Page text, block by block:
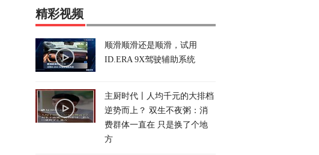
精彩视频
顺滑顺滑还是顺滑，试用
ID.ERA 9X驾驶辅助系统
主厨时代丨人均千元的大排档
逆势而上？ 双生不夜粥：消
费群体一直在 只是换了个地
方